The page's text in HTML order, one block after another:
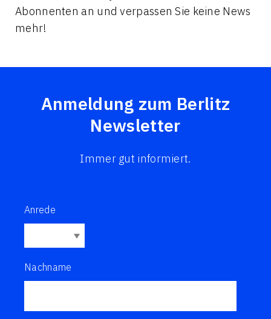
Abonnenten an und verpassen Sie keine News
mehr!
Anmeldung zum Berlitz
Newsletter
Immer gut informiert.
Anrede
Nachname